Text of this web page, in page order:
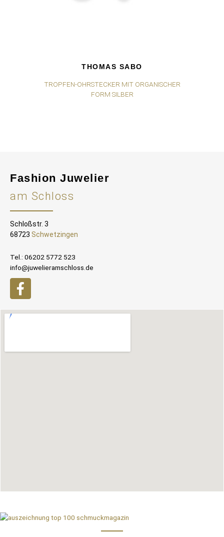
THOMAS SABO
TROPFEN-OHRSTECKER MIT ORGANISCHER
FORM SILBER
Fashion Juwelier
am Schloss
Schloßstr. 3
68723 Schwetzingen
Tel.: 06202 5772 523
info@juwelieramschloss.de